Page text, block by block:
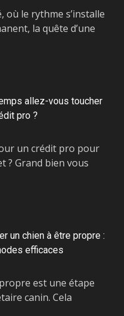
le rythme s’installe
la quête d’une
allez-vous toucher
pro ?
un crédit pro pour
? Grand bien vous
un chien à être propre :
efficaces
est une étape
canin. Cela